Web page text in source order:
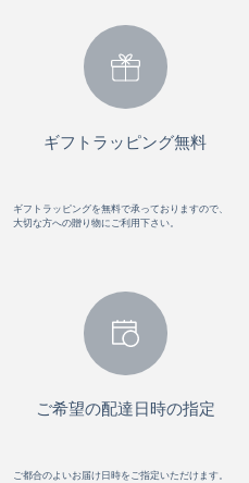
ギフトラッピング無料
ギフトラッピングを無料で承っておりますので、
大切な方への贈り物にご利用下さい。
ご希望の配達日時の指定
ご都合のよいお届け日時をご指定いただけます。